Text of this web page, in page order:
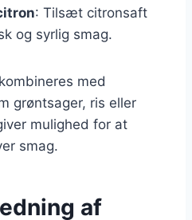
: Tilsæt citronsaft
og syrlig smag.
med
grøntsager, ris eller
mulighed for at
smag.
af